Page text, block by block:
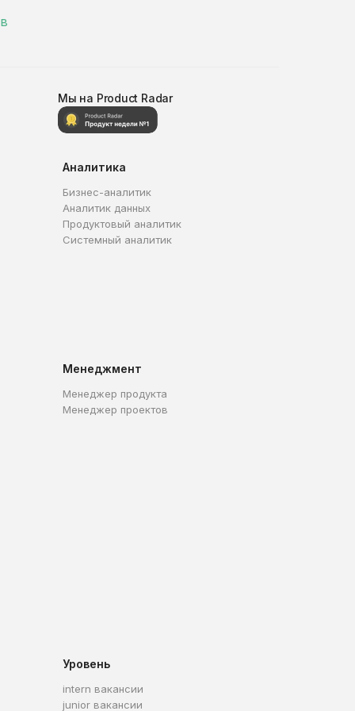
Мы на Product Radar
Аналитика
Бизнес-аналитик
Аналитик данных
Продуктовый аналитик
Системный аналитик
Менеджмент
Менеджер продукта
Менеджер проектов
Уровень
intern вакансии
junior вакансии